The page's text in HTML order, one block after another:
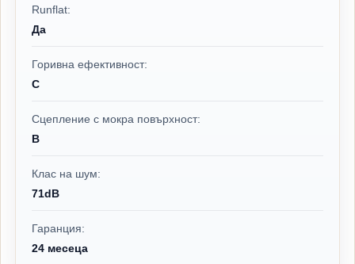
Runflat:
Да
Горивна ефективност:
C
Сцепление с мокра повърхност:
B
Клас на шум:
71dB
Гаранция:
24 месеца